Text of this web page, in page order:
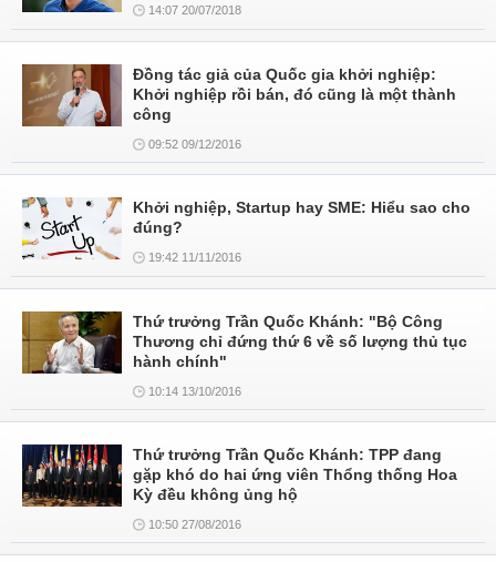
14:07 20/07/2018
Đồng tác giả của Quốc gia khởi nghiệp:
Khởi nghiệp rồi bán, đó cũng là một thành
công
09:52 09/12/2016
Khởi nghiệp, Startup hay SME: Hiểu sao cho
đúng?
19:42 11/11/2016
Thứ trưởng Trần Quốc Khánh: "Bộ Công
Thương chỉ đứng thứ 6 về số lượng thủ tục
hành chính"
10:14 13/10/2016
Thứ trưởng Trần Quốc Khánh: TPP đang
gặp khó do hai ứng viên Thổng thống Hoa
Kỳ đều không ủng hộ
10:50 27/08/2016